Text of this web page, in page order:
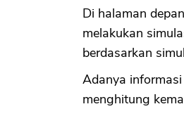
Di halaman
melakukan
berdasarkan
Adanya
menghitung